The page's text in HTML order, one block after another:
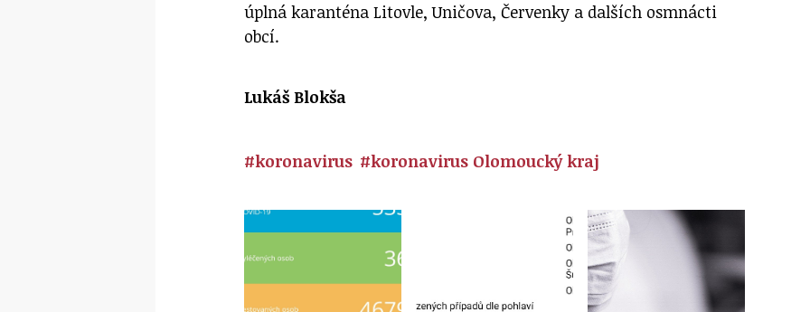
úplná karanténa Litovle, Uničova, Červenky a dalších osmnácti
obcí.
Lukáš Blokša
#koronavirus #koronavirus Olomoucký kraj